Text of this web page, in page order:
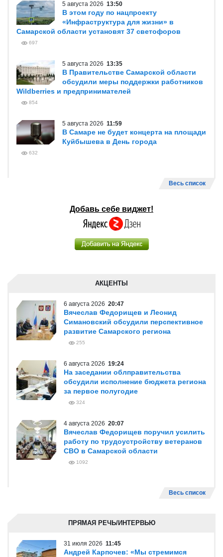
5 августа 2026 13:50
В этом году по нацпроекту
«Инфраструктура для жизни» в
Самарской области установят 37 светофоров
697
5 августа 2026 13:35
В Правительстве Самарской области
обсудили меры поддержки работников
Wildberries и предпринимателей
854
5 августа 2026 11:59
В Самаре не будет концерта на площади
Куйбышева в День города
632
Весь список
Добавь себе виджет!
АКЦЕНТЫ
6 августа 2026 20:47
Вячеслав Федорищев и Леонид
Симановский обсудили перспективное
развитие Самарского региона
255
6 августа 2026 19:24
На заседании облправительства
обсудили исполнение бюджета региона
за первое полугодие
324
4 августа 2026 20:07
Вячеслав Федорищев поручил усилить
работу по трудоустройству ветеранов
СВО в Самарской области
1092
Весь список
ПРЯМАЯ РЕЧЬ/ИНТЕРВЬЮ
31 июля 2026 11:45
Андрей Карпочев: «Мы стремимся